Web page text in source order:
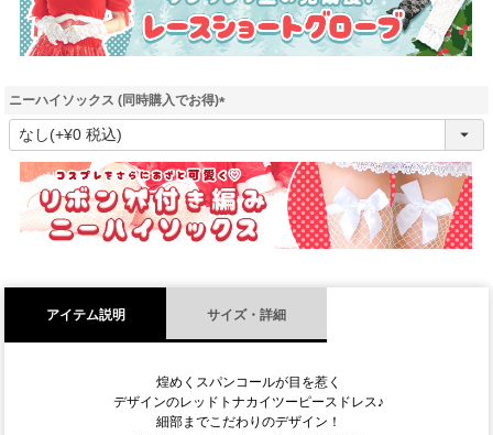
ニーハイソックス (同時購入でお得)
(
須
)
アイテム説明 サイズ・詳細
煌めくスパンコールが目を惹く
デザインのレッドトナカイツーピースドレス♪
細部までこだわりのデザイン！